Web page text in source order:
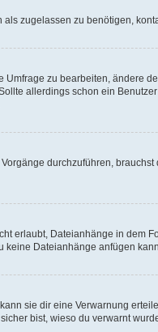
zugelassen zu benötigen,
zu bearbeiten, ändere
allerdings schon ein
durchzuführen,
erlaubt, Dateianhänge in dem
keine Dateianhänge anfügen
sie dir eine Verwarnung
bist, wieso du verwarnt